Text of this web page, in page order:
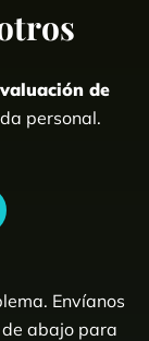
de
personal.
Envíanos
abajo para